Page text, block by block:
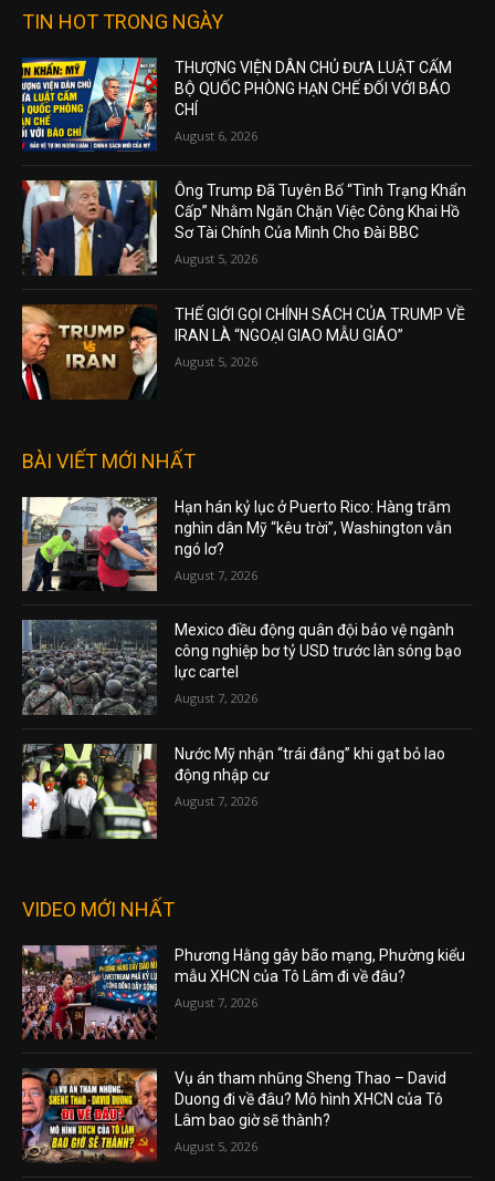
TIN HOT TRONG NGÀY
THƯỢNG VIỆN DÂN CHỦ ĐƯA LUẬT CẤM
BỘ QUỐC PHÒNG HẠN CHẾ ĐỐI VỚI BÁO
CHÍ
August 6, 2026
Ông Trump Đã Tuyên Bố “Tình Trạng Khẩn
Cấp” Nhằm Ngăn Chặn Việc Công Khai Hồ
Sơ Tài Chính Của Mình Cho Đài BBC
August 5, 2026
THẾ GIỚI GỌI CHÍNH SÁCH CỦA TRUMP VỀ
IRAN LÀ “NGOẠI GIAO MẪU GIÁO”
August 5, 2026
BÀI VIẾT MỚI NHẤT
Hạn hán kỷ lục ở Puerto Rico: Hàng trăm
nghìn dân Mỹ “kêu trời”, Washington vẫn
ngó lơ?
August 7, 2026
Mexico điều động quân đội bảo vệ ngành
công nghiệp bơ tỷ USD trước làn sóng bạo
lực cartel
August 7, 2026
Nước Mỹ nhận “trái đắng” khi gạt bỏ lao
động nhập cư
August 7, 2026
VIDEO MỚI NHẤT
Phương Hằng gây bão mạng, Phường kiểu
mẫu XHCN của Tô Lâm đi về đâu?
August 7, 2026
Vụ án tham nhũng Sheng Thao – David
Duong đi về đâu? Mô hình XHCN của Tô
Lâm bao giờ sẽ thành?
August 5, 2026